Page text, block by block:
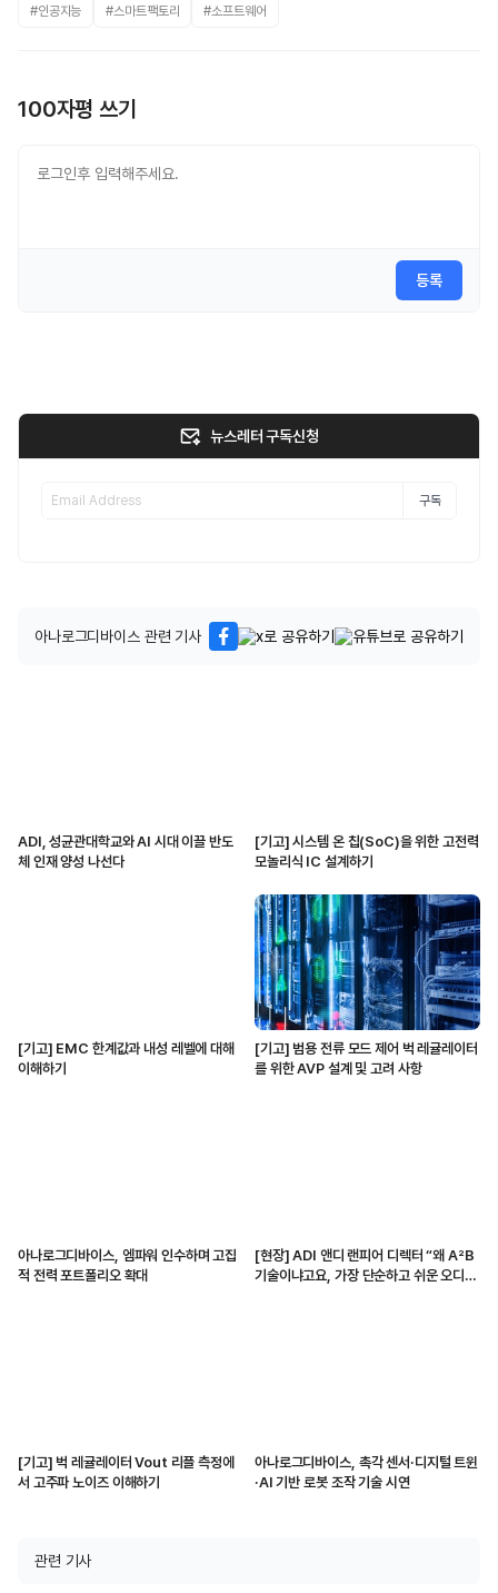
#인공지능 #스마트팩토리 #소프트웨어
100자평 쓰기
등록
뉴스레터 구독신청
구독
아나로그디바이스 관련 기사
ADI, 성균관대학교와 AI 시대 이끌 반도
체 인재 양성 나선다
[기고] 시스템 온 칩(SoC)을 위한 고전력
모놀리식 IC 설계하기
[기고] EMC 한계값과 내성 레벨에 대해
이해하기
[기고] 범용 전류 모드 제어 벅 레귤레이터
를 위한 AVP 설계 및 고려 사항
아나로그디바이스, 엠파워 인수하며 고집
적 전력 포트폴리오 확대
[현장] ADI 앤디 랜피어 디렉터 “왜 A²B
기술이냐고요, 가장 단순하고 쉬운 오디오
[기고] 벅 레귤레이터 Vout 리플 측정에
서 고주파 노이즈 이해하기
아나로그디바이스, 촉각 센서·디지털 트윈
·AI 기반 로봇 조작 기술 시연
관련 기사